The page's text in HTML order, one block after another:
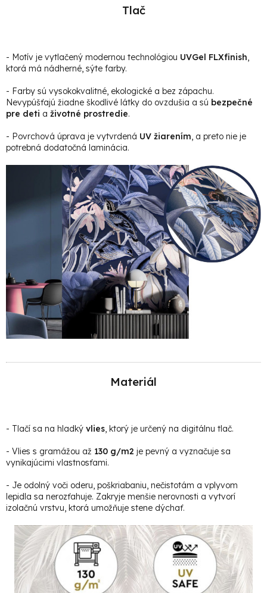
Tlač
- Motív je vytlačený modernou technológiou UVGel FLXfinish,
ktorá má nádherné, sýte farby.
- Farby sú vysokokvalitné, ekologické a bez zápachu.
Nevypúšťajú žiadne škodlivé látky do ovzdušia a sú bezpečné
pre deti a životné prostredie.
- Povrchová úprava je vytvrdená UV žiarením, a preto nie je
potrebná dodatočná laminácia.
Materiál
- Tlačí sa na hladký vlies, ktorý je určený na digitálnu tlač.
- Vlies s gramážou až 130 g/m2 je pevný a vyznačuje sa
vynikajúcimi vlastnosťami.
- Je odolný voči oderu, poškriabaniu, nečistotám a vplyvom
lepidla sa nerozťahuje. Zakryje menšie nerovnosti a vytvorí
izolačnú vrstvu, ktorá umožňuje stene dýchať.